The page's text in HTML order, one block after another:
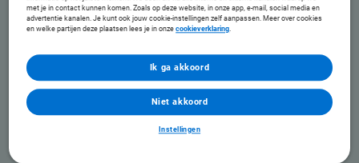
Nederland
Gaat u op vakantie in Nederland en neemt u uw zorgverlener mee? Dan
Wilt u tijdens uw vakantie een andere zorgverlener? Dan maakt u vooraf
zorgbeschrijving in te vullen en naar het zorgkantoor te sturen.
met je in contact kunnen komen. Zoals op deze website, in onze app, e-mail, social media en
advertentie kanalen. Je kunt ook jouw cookie-instellingen zelf aanpassen. Meer over cookies
en welke partijen deze plaatsen lees je in onzecookieverklaring.
Instellingen
Niet akkoord
Ik ga akkoord